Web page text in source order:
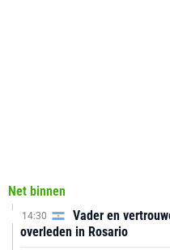
Net binnen
14:30
Vader en
overleden in Rosario